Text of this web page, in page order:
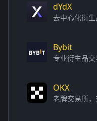
dYdX
去中心化衍
Bybit
专业衍生品
OKX
老牌交易所